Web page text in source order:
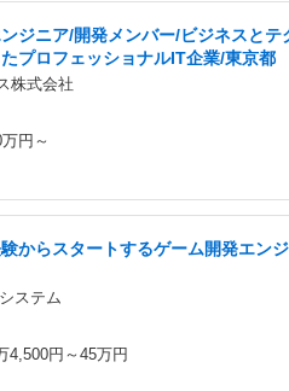
ジニア/開発メンバー/ビジネスとテ
プロフェッショナルIT企業/東京都
株式会社
円～
からスタートするゲーム開発エン
ステム
4,500円～45万円